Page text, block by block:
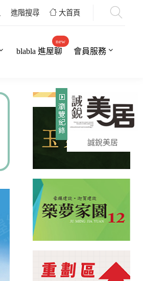
誠銳美居
進階搜尋 大首頁
blabla 進屋聊
new
會員服務